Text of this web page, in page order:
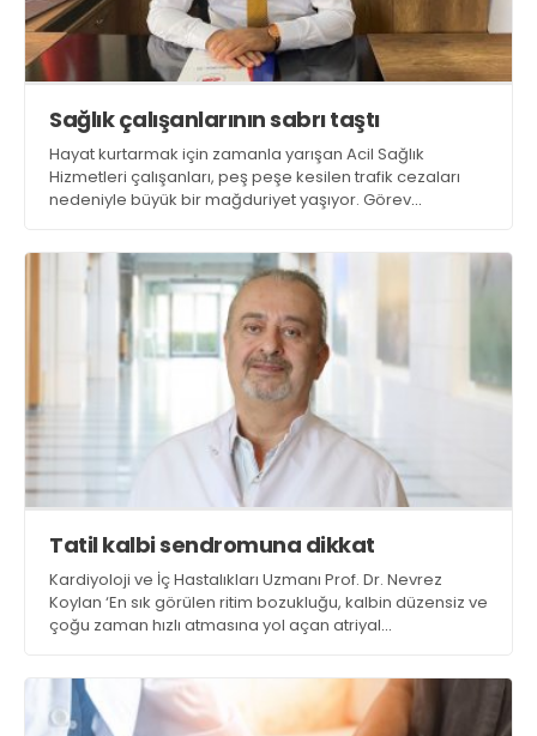
Sağlık çalışanlarının sabrı taştı
Hayat kurtarmak için zamanla yarışan Acil Sağlık
Hizmetleri çalışanları, peş peşe kesilen trafik cezaları
nedeniyle büyük bir mağduriyet yaşıyor. Görev
üzerinden otomatik kesilen idari para cezaları, sağlık
çalışanlarının sabrını taşırdı
Tatil kalbi sendromuna dikkat
Kardiyoloji ve İç Hastalıkları Uzmanı Prof. Dr. Nevrez
Koylan ‘En sık görülen ritim bozukluğu, kalbin düzensiz ve
çoğu zaman hızlı atmasına yol açan atriyal
başvurulmalı’ dedi